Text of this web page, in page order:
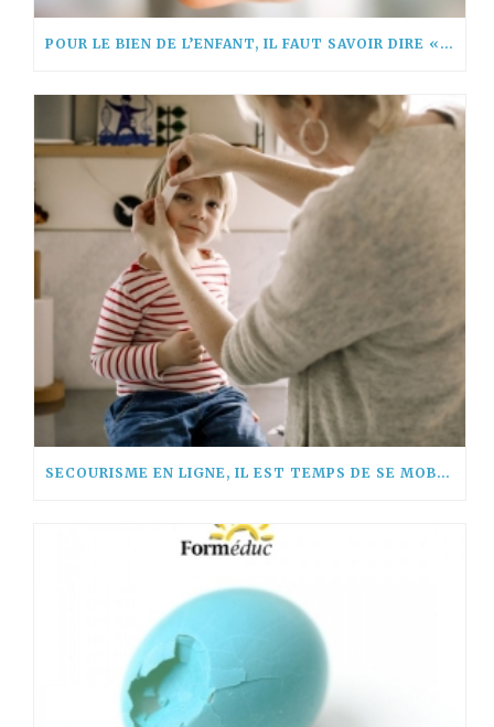
POUR LE BIEN DE L’ENFANT, IL FAUT SAVOIR DIRE « NON! »
SECOURISME EN LIGNE, IL EST TEMPS DE SE MOBILISER !